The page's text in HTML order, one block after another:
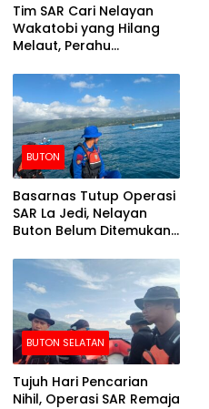
Tim SAR Cari Nelayan
Wakatobi yang Hilang
Melaut, Perahu
Kemasukan Air
BUTON
Basarnas Tutup Operasi
SAR La Jedi, Nelayan
Buton Belum Ditemukan
BUTON SELATAN
Tujuh Hari Pencarian
Nihil, Operasi SAR Remaja